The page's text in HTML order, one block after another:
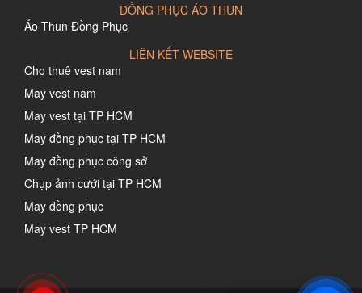
ĐỒNG PHỤC ÁO THUN
Áo Thun Đồng Phục
LIÊN KẾT WEBSITE
Cho thuê vest nam
May vest nam
May vest tại TP HCM
May đồng phục tại TP HCM
May đồng phục công sở
Chụp ảnh cưới tại TP HCM
May đồng phục
May vest TP HCM